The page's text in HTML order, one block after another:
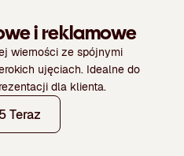
i reklamowe
wierności ze spójnymi
ujęciach. Idealne do
dla klienta.
Teraz